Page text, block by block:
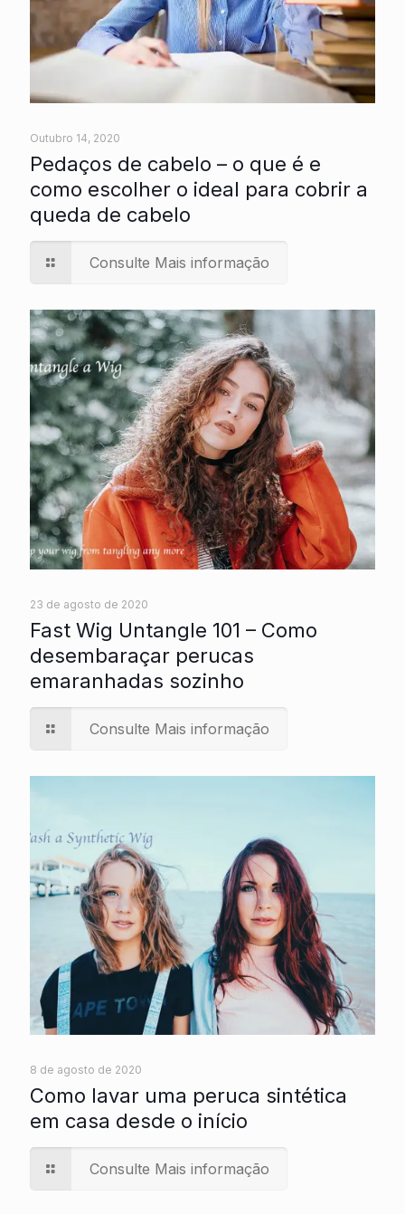
Outubro 14, 2020
Pedaços de cabelo – o que é e
como escolher o ideal para cobrir a
queda de cabelo
Consulte Mais informação
23 de agosto de 2020
Fast Wig Untangle 101 – Como
desembaraçar perucas
emaranhadas sozinho
Consulte Mais informação
8 de agosto de 2020
Como lavar uma peruca sintética
em casa desde o início
Consulte Mais informação